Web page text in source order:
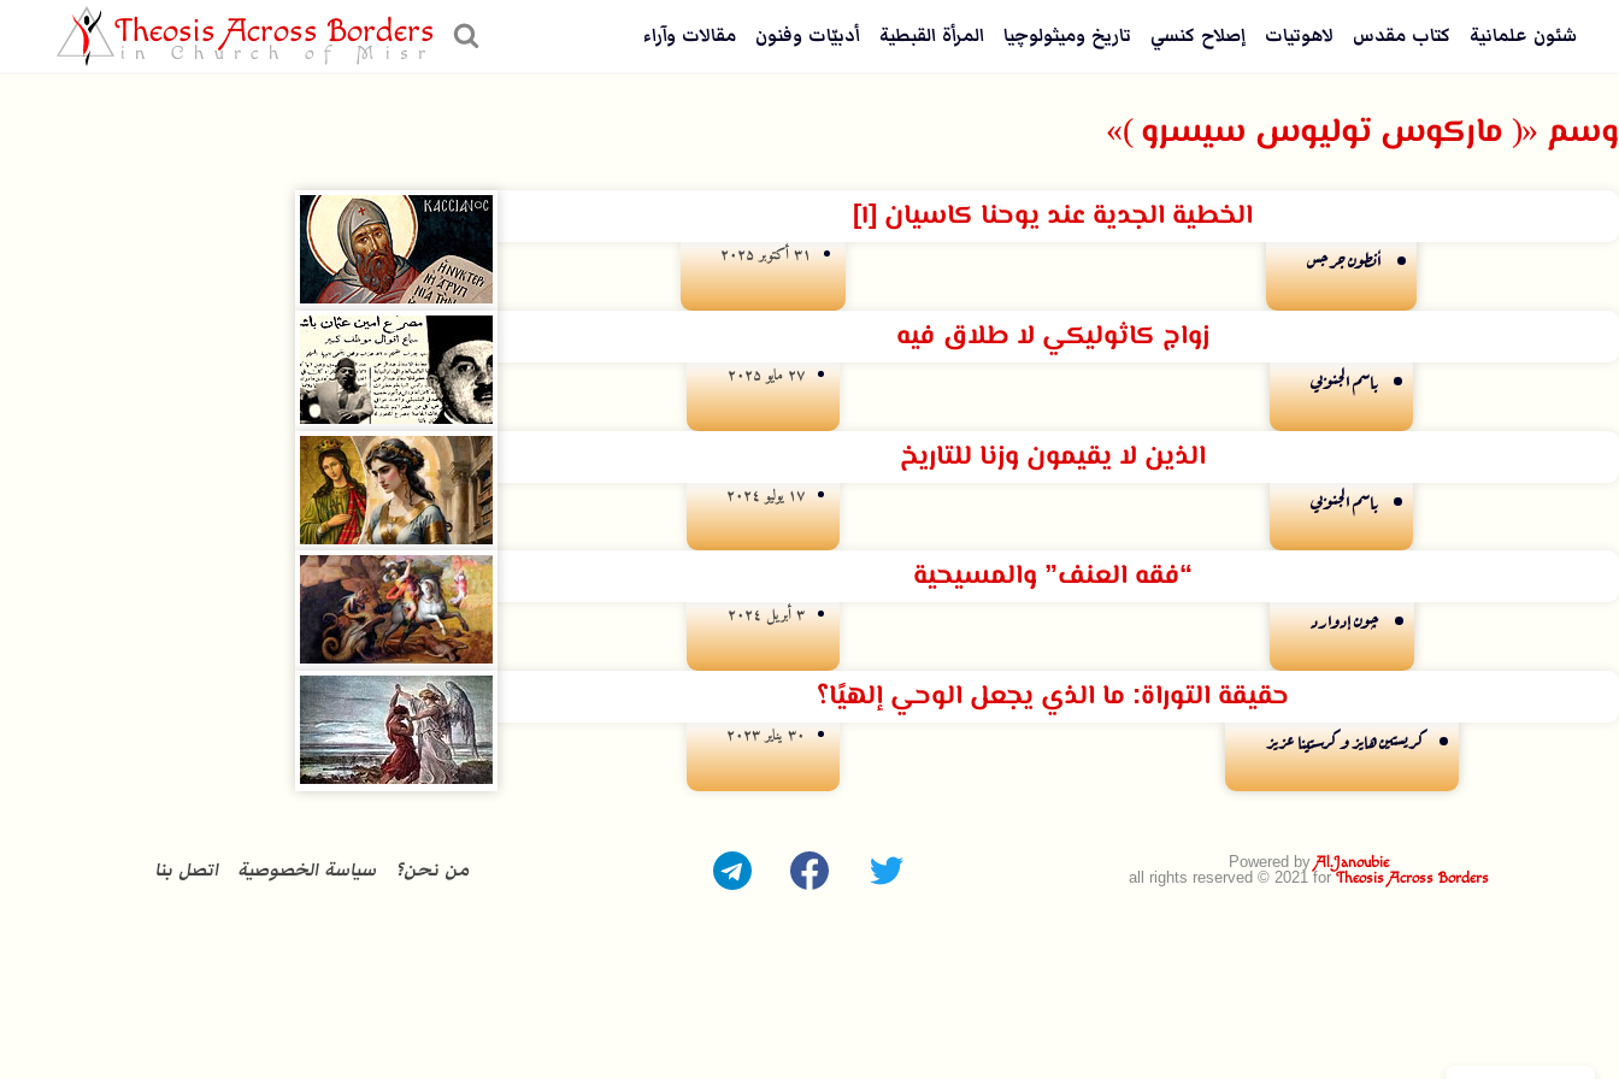
شئون علمانية كتاب مقدس لاهوتيات إصلاح كنسي تاريخ وميثولوچيا المرأة القبطية أدبيّات وفنون مقالات وآراء Theosis Across Borders
in Church of Misr
وسم «( ماركوس توليوس سيسرو )»
الخطية الجدية عند يوحنا كاسيان [١]
أنطون جرجس ۳۱ أكتوبر ۲۰۲۵
زواج كاثوليكي لا طلاق فيه
باسم الجنوبي ۲۷ مايو ۲۰۲۵
الذين لا يقيمون وزنا للتاريخ
باسم الجنوبي ۱۷ يوليو ۲۰۲٤
“فقه العنف” والمسيحية
چون إدوارد ۳ أبريل ۲۰۲٤
حقيقة التوراة: ما الذي يجعل الوحي إلهيًا؟
كريستين هايز و كرستينا عزيز ۳۰ يناير ۲۰۲۳
Powered by Al.Janoubie
all rights reserved © 2021 forTheosis Across Borders من نحن؟ سياسة الخصوصية اتصل بنا